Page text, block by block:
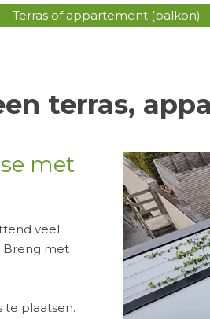
Terras of appartement (balkon)
terras,
met
veel
Breng met
te plaatsen.